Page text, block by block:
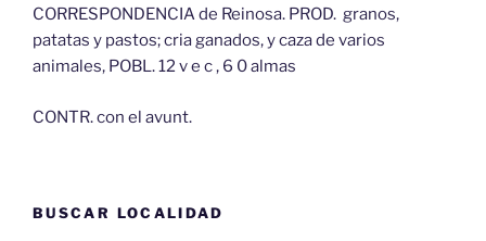
CORRESPONDENCIA de Reinosa. PROD. granos,
patatas y pastos; cria ganados, y caza de varios
animales, POBL. 12 v e c , 6 0 almas
CONTR. con el avunt.
BUSCAR LOCALIDAD